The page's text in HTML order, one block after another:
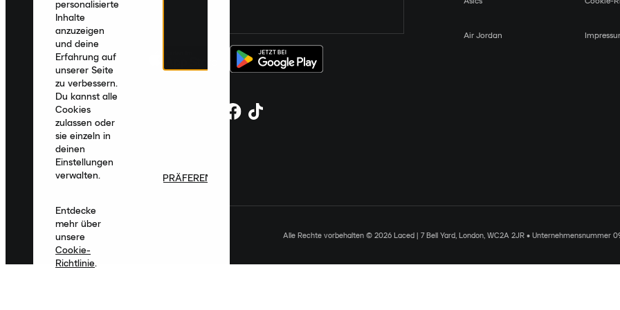
Air Jordan
Alle Rechte vorbehalten © 2026 Laced | 7 Bell Yard, London, WC2A 2JR • Unternehmensnummer
personalisierte
Inhalte
anzuzeigen
und deine
Erfahrung auf
unserer Seite
zu verbessern.
Du kannst alle
Cookies
zulassen oder
sie einzeln in
deinen
Einstellungen
verwalten.
Entdecke
mehr über
unsere
Cookie-
Richtlinie.
PRÄFERENZEN